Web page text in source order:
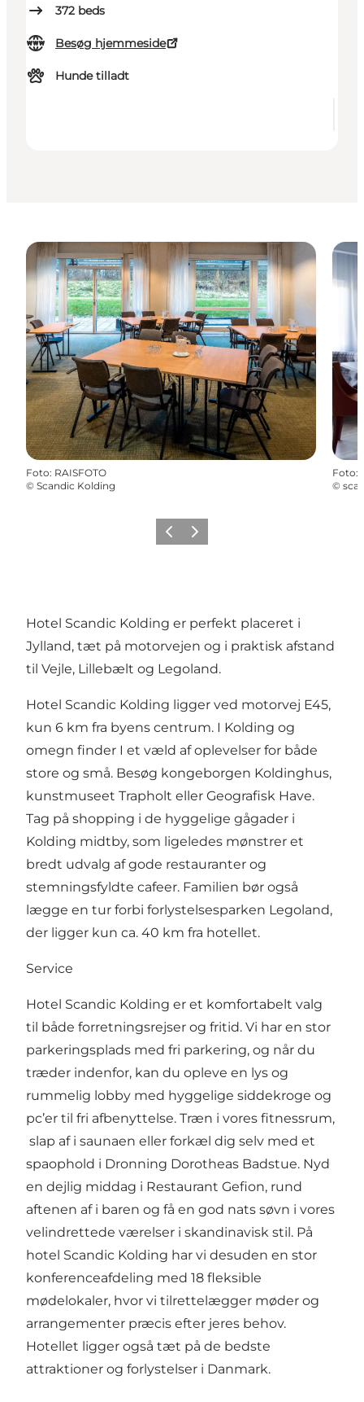
372 beds
Besøg hjemmeside
Hunde tilladt
Foto: RAISFOTO
© Scandic Kolding
Foto:
©
Forrige billede
Næste billede
Hotel Scandic Kolding er perfekt placeret i
Jylland, tæt på motorvejen og i praktisk afstand
til Vejle, Lillebælt og Legoland.
Hotel Scandic Kolding ligger ved motorvej E45,
kun 6 km fra byens centrum. I Kolding og
omegn finder I et væld af oplevelser for både
store og små. Besøg kongeborgen Koldinghus,
kunstmuseet Trapholt eller Geografisk Have.
Tag på shopping i de hyggelige gågader i
Kolding midtby, som ligeledes mønstrer et
bredt udvalg af gode restauranter og
stemningsfyldte cafeer. Familien bør også
lægge en tur forbi forlystelsesparken Legoland,
der ligger kun ca. 40 km fra hotellet.
Service
Hotel Scandic Kolding er et komfortabelt valg
til både forretningsrejser og fritid. Vi har en stor
parkeringsplads med fri parkering, og når du
træder indenfor, kan du opleve en lys og
rummelig lobby med hyggelige siddekroge og
pc’er til fri afbenyttelse. Træn i vores fitnessrum,
slap af i saunaen eller forkæl dig selv med et
spaophold i Dronning Dorotheas Badstue. Nyd
en dejlig middag i Restaurant Gefion, rund
aftenen af i baren og få en god nats søvn i vores
velindrettede værelser i skandinavisk stil. På
hotel Scandic Kolding har vi desuden en stor
konferenceafdeling med 18 fleksible
mødelokaler, hvor vi tilrettelægger møder og
arrangementer præcis efter jeres behov.
Hotellet ligger også tæt på de bedste
attraktioner og forlystelser i Danmark.